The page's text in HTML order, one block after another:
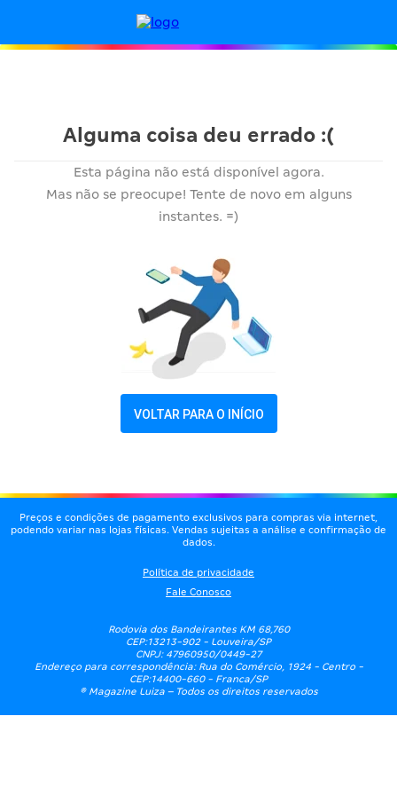
Alguma coisa deu errado :(
Esta página não está disponível agora.
Mas não se preocupe! Tente de novo em alguns
instantes. =)
VOLTAR PARA O INÍCIO
Preços e condições de pagamento exclusivos para compras via internet,
podendo variar nas lojas físicas. Vendas sujeitas a análise e confirmação de
dados.
Política de privacidade
Fale Conosco
Rodovia dos Bandeirantes KM 68,760
CEP:13213-902 - Louveira/SP
CNPJ: 47960950/0449-27
Endereço para correspondência: Rua do Comércio, 1924 - Centro -
CEP:14400-660 - Franca/SP
® Magazine Luiza – Todos os direitos reservados